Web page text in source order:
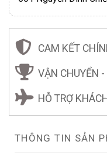
CAM KẾT
VẬN CHUYỂN
HỖ TRỢ
THÔNG TIN SẢN